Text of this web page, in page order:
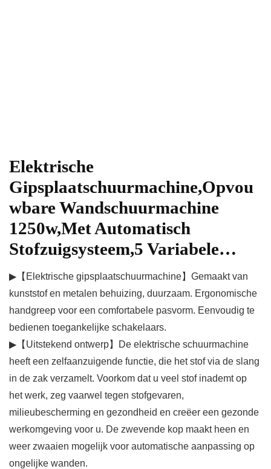
Elektrische
Gipsplaatschuurmachine,Opvou
wbare Wandschuurmachine
1250w,Met Automatisch
Stofzuigsysteem,5 Variabele…
▶【Elektrische gipsplaatschuurmachine】Gemaakt van
kunststof en metalen behuizing, duurzaam. Ergonomische
handgreep voor een comfortabele pasvorm. Eenvoudig te
bedienen toegankelijke schakelaars.
▶【Uitstekend ontwerp】De elektrische schuurmachine
heeft een zelfaanzuigende functie, die het stof via de slang
in de zak verzamelt. Voorkom dat u veel stof inademt op
het werk, zeg vaarwel tegen stofgevaren,
milieubescherming en gezondheid en creëer een gezonde
werkomgeving voor u. De zwevende kop maakt heen en
weer zwaaien mogelijk voor automatische aanpassing op
ongelijke wanden.